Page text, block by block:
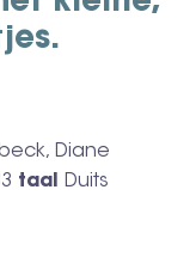
Diane
taal
Duits